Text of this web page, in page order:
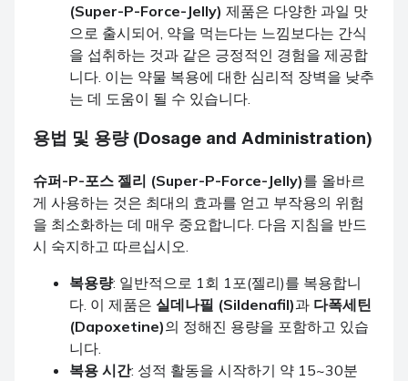
(Super-P-Force-Jelly) 제품은 다양한 과일 맛
으로 출시되어, 약을 먹는다는 느낌보다는 간식
을 섭취하는 것과 같은 긍정적인 경험을 제공합
니다. 이는 약물 복용에 대한 심리적 장벽을 낮추
는 데 도움이 될 수 있습니다.
용법 및 용량 (Dosage and Administration)
슈퍼-P-포스 젤리 (Super-P-Force-Jelly)를 올바르
게 사용하는 것은 최대의 효과를 얻고 부작용의 위험
을 최소화하는 데 매우 중요합니다. 다음 지침을 반드
시 숙지하고 따르십시오.
복용량: 일반적으로 1회 1포(젤리)를 복용합니
다. 이 제품은 실데나필 (Sildenafil)과 다폭세틴
(Dapoxetine)의 정해진 용량을 포함하고 있습
니다.
복용 시간: 성적 활동을 시작하기 약 15~30분